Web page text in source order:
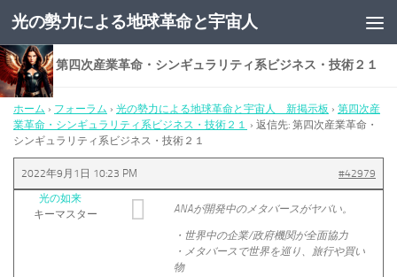
コンテンツへスキップ
光の勢力による地球革命と宇宙人
返信先: 第四次産業革命・シンギュラリティ系ビジネス・技術２１
ホーム › フォーラム › 光の勢力による地球革命と宇宙人 新掲示板 › 第四次産
業革命・シンギュラリティ系ビジネス・技術２１ › 返信先: 第四次産業革命・
シンギュラリティ系ビジネス・技術２１
2022年9月1日 10:23 PM
#42979
光の如来
キーマスター
ANAが開発中のメタバースがヤバい。
・世界中の企業/政府機関が全面協力
・メタバースで世界を巡り、旅行や買い
物